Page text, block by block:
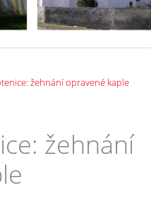
žehnání opravené kaple
žehnání